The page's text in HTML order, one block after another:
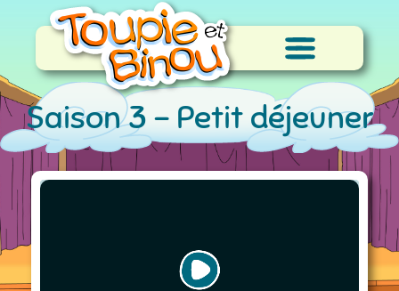
Saison 3 - Petit déjeuner
très très spécial